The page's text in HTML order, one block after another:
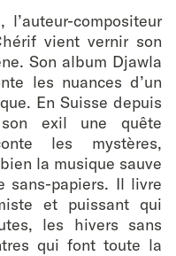
compositeur
vient vernir son
Son album Djawla
les nuances d’un
En Suisse depuis
exil une quête
les mystères,
la musique sauve
sans-papiers. Il livre
et puissant qui
les hivers sans
qui font toute la